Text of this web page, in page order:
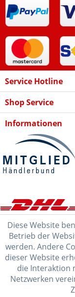
Service Hotline
Shop Service
Informationen
Diese Website
Betrieb der
werden. Andere
dieser Website
die Interaktion
Netzwerken